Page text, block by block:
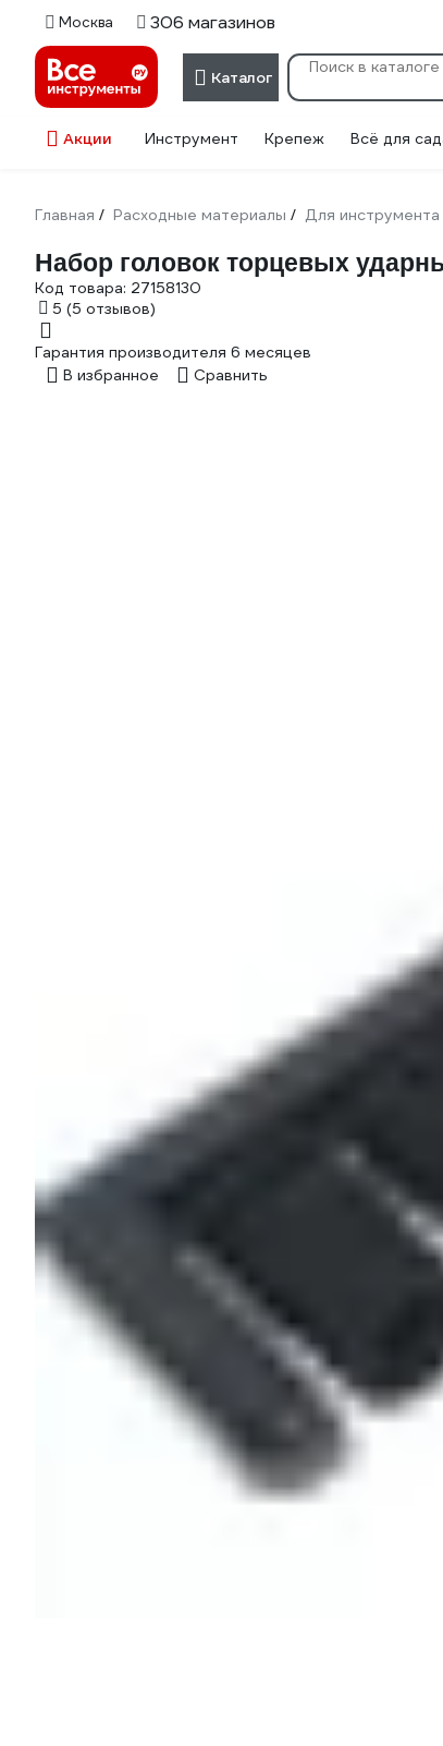
Москва 306 магазинов
Каталог
Акции Инструмент Крепеж Всё для
Главная / Расходные материалы / Для инструмента
Набор головок торцевых
Код товара: 27158130
5 (5 отзывов)
Гарантия производителя 6 месяцев
В избранное
Сравнить